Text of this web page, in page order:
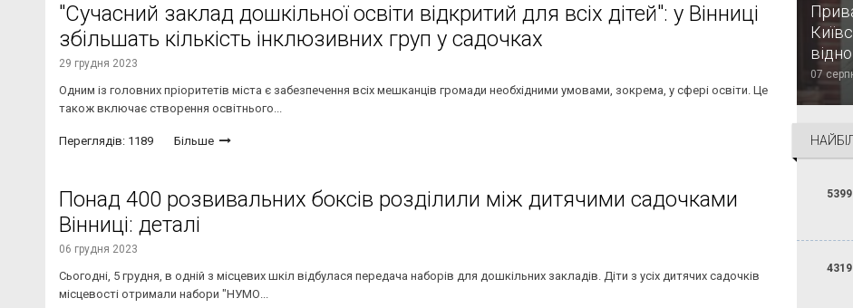
"Сучасний заклад дошкільної освіти відкритий для всіх дітей": у Вінниці
збільшать кількість інклюзивних груп у садочках
29 грудня 2023
Одним із головних пріоритетів міста є забезпечення всіх мешканців громади необхідними умовами, зокрема, у сфері освіти. Це
також включає створення освітнього...
Переглядів: 1189 Більше
Понад 400 розвивальних боксів розділили між дитячими садочками
Вінниці: деталі
06 грудня 2023
Сьогодні, 5 грудня, в одній з місцевих шкіл відбулася передача наборів для дошкільних закладів. Діти з усіх дитячих садочків
місцевості отримали набори "НУМО...
07
5399
4319